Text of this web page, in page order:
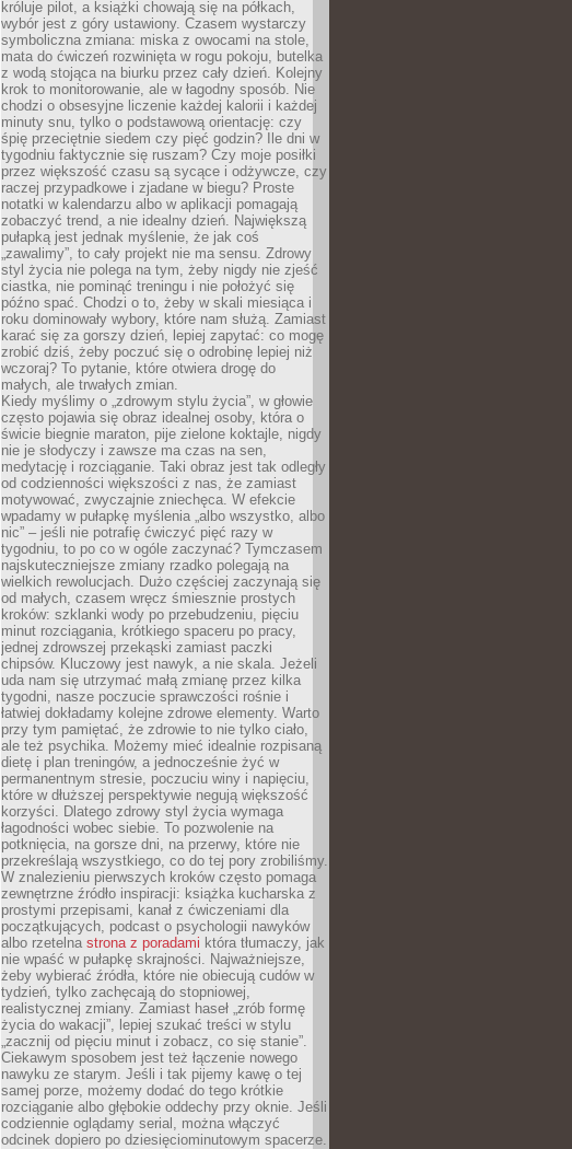
króluje pilot, a książki chowają się na półkach,
wybór jest z góry ustawiony. Czasem wystarczy
symboliczna zmiana: miska z owocami na stole,
mata do ćwiczeń rozwinięta w rogu pokoju, butelka
z wodą stojąca na biurku przez cały dzień. Kolejny
krok to monitorowanie, ale w łagodny sposób. Nie
chodzi o obsesyjne liczenie każdej kalorii i każdej
minuty snu, tylko o podstawową orientację: czy
śpię przeciętnie siedem czy pięć godzin? Ile dni w
tygodniu faktycznie się ruszam? Czy moje posiłki
przez większość czasu są sycące i odżywcze, czy
raczej przypadkowe i zjadane w biegu? Proste
notatki w kalendarzu albo w aplikacji pomagają
zobaczyć trend, a nie idealny dzień. Największą
pułapką jest jednak myślenie, że jak coś
„zawalimy”, to cały projekt nie ma sensu. Zdrowy
styl życia nie polega na tym, żeby nigdy nie zjeść
ciastka, nie pominąć treningu i nie położyć się
późno spać. Chodzi o to, żeby w skali miesiąca i
roku dominowały wybory, które nam służą. Zamiast
karać się za gorszy dzień, lepiej zapytać: co mogę
zrobić dziś, żeby poczuć się o odrobinę lepiej niż
wczoraj? To pytanie, które otwiera drogę do
małych, ale trwałych zmian.
Kiedy myślimy o „zdrowym stylu życia”, w głowie
często pojawia się obraz idealnej osoby, która o
świcie biegnie maraton, pije zielone koktajle, nigdy
nie je słodyczy i zawsze ma czas na sen,
medytację i rozciąganie. Taki obraz jest tak odległy
od codzienności większości z nas, że zamiast
motywować, zwyczajnie zniechęca. W efekcie
wpadamy w pułapkę myślenia „albo wszystko, albo
nic” – jeśli nie potrafię ćwiczyć pięć razy w
tygodniu, to po co w ogóle zaczynać? Tymczasem
najskuteczniejsze zmiany rzadko polegają na
wielkich rewolucjach. Dużo częściej zaczynają się
od małych, czasem wręcz śmiesznie prostych
kroków: szklanki wody po przebudzeniu, pięciu
minut rozciągania, krótkiego spaceru po pracy,
jednej zdrowszej przekąski zamiast paczki
chipsów. Kluczowy jest nawyk, a nie skala. Jeżeli
uda nam się utrzymać małą zmianę przez kilka
tygodni, nasze poczucie sprawczości rośnie i
łatwiej dokładamy kolejne zdrowe elementy. Warto
przy tym pamiętać, że zdrowie to nie tylko ciało,
ale też psychika. Możemy mieć idealnie rozpisaną
dietę i plan treningów, a jednocześnie żyć w
permanentnym stresie, poczuciu winy i napięciu,
które w dłuższej perspektywie negują większość
korzyści. Dlatego zdrowy styl życia wymaga
łagodności wobec siebie. To pozwolenie na
potknięcia, na gorsze dni, na przerwy, które nie
przekreślają wszystkiego, co do tej pory zrobiliśmy.
W znalezieniu pierwszych kroków często pomaga
zewnętrzne źródło inspiracji: książka kucharska z
prostymi przepisami, kanał z ćwiczeniami dla
początkujących, podcast o psychologii nawyków
albo rzetelna strona z poradami która tłumaczy, jak
nie wpaść w pułapkę skrajności. Najważniejsze,
żeby wybierać źródła, które nie obiecują cudów w
tydzień, tylko zachęcają do stopniowej,
realistycznej zmiany. Zamiast haseł „zrób formę
życia do wakacji”, lepiej szukać treści w stylu
„zacznij od pięciu minut i zobacz, co się stanie”.
Ciekawym sposobem jest też łączenie nowego
nawyku ze starym. Jeśli i tak pijemy kawę o tej
samej porze, możemy dodać do tego krótkie
rozciąganie albo głębokie oddechy przy oknie. Jeśli
codziennie oglądamy serial, można włączyć
odcinek dopiero po dziesięciominutowym spacerze.